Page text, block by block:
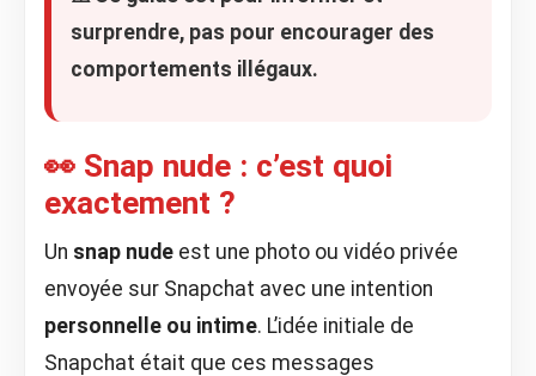
surprendre, pas pour encourager des
comportements illégaux.
👀 Snap nude : c’est quoi
exactement ?
Un snap nude est une photo ou vidéo privée
envoyée sur Snapchat avec une intention
personnelle ou intime. L’idée initiale de
Snapchat était que ces messages